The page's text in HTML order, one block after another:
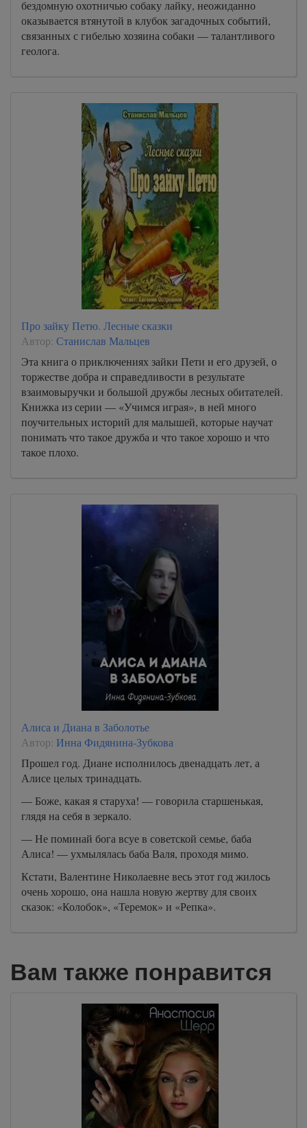
бездомную охотничью собаку лайку, неожиданно
оказывается втянутой в клубок загадочных событий,
связанных с гибелью хозяина собаки — талантливого
геолога.
Про зайку Петю. Лесные сказки
Автор: Станислав Мальцев
Эта книга о приключениях зайки Пети и его друзей, о
торжестве добра и справедливости в результате
взаимовыручки и большой дружбы лесных обитателей.
Книжка из серии — «Учимся играя», в ней много
поучительных историй для малышей, которые научат
понимать что такое дружба и что такое хорошо и что
такое плохо.
Алиса и Диана в Заболотье
Автор: Инна Фидянина-Зубкова
Прошел год. Диане исполнилось двенадцать лет, а
Алисе целых тринадцать.
— Боже, какая я старуха! — говорила старшенькая,
глядя на себя в зеркало.
— Не поминай бога всуе в советской семье, баба
Алиса! — ухмылялась баба Валя, проходя мимо.
Кстати, Валентине Николаевне весь этот год жилось
очень хорошо, она нашла новую жертву для своих
сказок: «Колобок», «Теремок» и «Репка».
Вам также понравится